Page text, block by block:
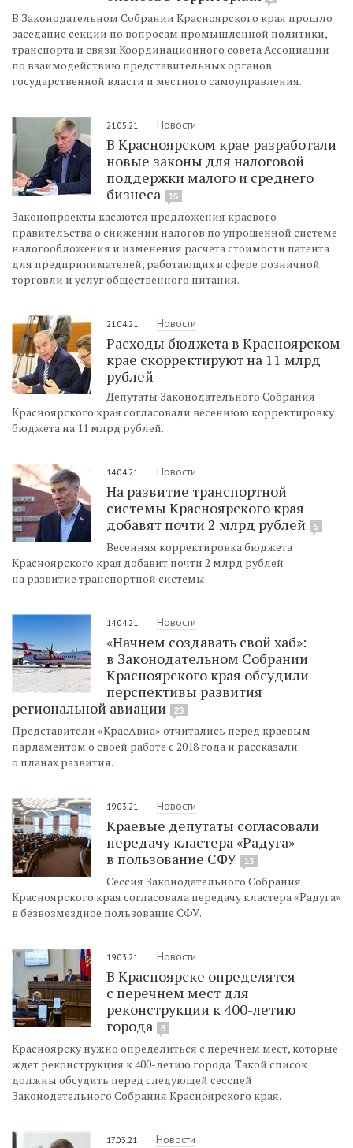
В Законодательном Собрании Красноярского края прошло
заседание секции по вопросам промышленной политики,
транспорта и связи Координационного совета Ассоциации
по взаимодействию представительных органов
государственной власти и местного самоуправления.
21.05.21 Новости
В Красноярском крае разработали
новые законы для налоговой
поддержки малого и среднего
бизнеса
15
Законопроекты касаются предложения краевого
правительства о снижении налогов по упрощенной системе
налогообложения и изменения расчета стоимости патента
для предпринимателей, работающих в сфере розничной
торговли и услуг общественного питания.
21.04.21 Новости
Расходы бюджета в Красноярском
крае скорректируют на 11 млрд
рублей
Депутаты Законодательного Собрания
Красноярского края согласовали весеннюю корректировку
бюджета на 11 млрд рублей.
14.04.21 Новости
На развитие транспортной
системы Красноярского края
добавят почти 2 млрд рублей
5
Весенняя корректировка бюджета
Красноярского края добавит почти 2 млрд рублей
на развитие транспортной системы.
14.04.21 Новости
«Начнем создавать свой хаб»:
в Законодательном Собрании
Красноярского края обсудили
перспективы развития
региональной авиации
23
Представители «КрасАвиа» отчитались перед краевым
парламентом о своей работе с 2018 года и рассказали
о планах развития.
19.03.21 Новости
Краевые депутаты согласовали
передачу кластера «Радуга»
в пользование СФУ
13
Сессия Законодательного Собрания
Красноярского края согласовала передачу кластера «Радуга»
в безвозмездное пользование СФУ.
19.03.21 Новости
В Красноярске определятся
с перечнем мест для
реконструкции к 400-летию
города
8
Красноярску нужно определиться с перечнем мест, которые
ждет реконструкция к 400-летию города. Такой список
должны обсудить перед следующей сессией
Законодательного Собрания Красноярского края.
17.03.21 Новости